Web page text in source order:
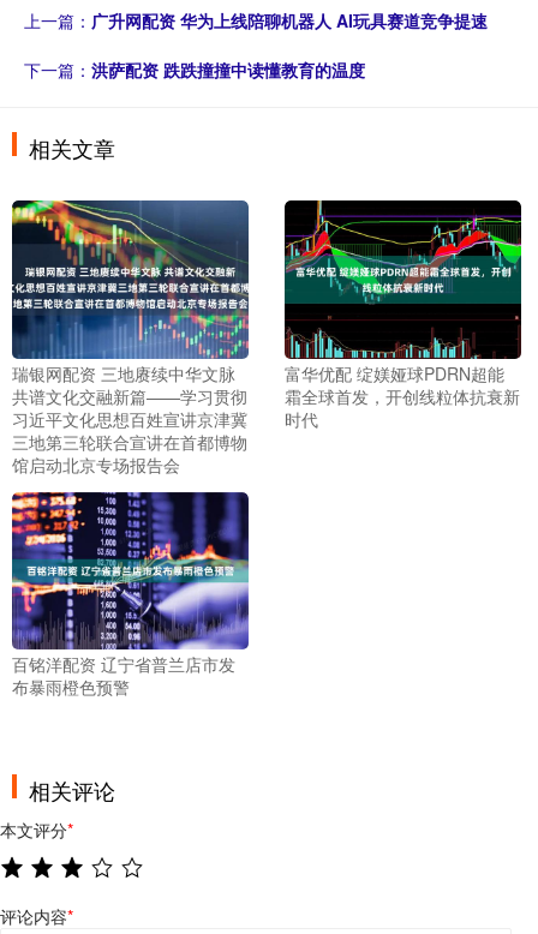
上一篇： 广升网配资 华为上线陪聊机器人 AI玩具赛道竞争提速
下一篇： 洪萨配资 跌跌撞撞中读懂教育的温度
相关文章
瑞银网配资 三地赓续中华文脉
共谱文化交融新篇——学习贯彻
习近平文化思想百姓宣讲京津冀
三地第三轮联合宣讲在首都博物
馆启动北京专场报告会
富华优配 绽媄娅球PDRN超能
霜全球首发，开创线粒体抗衰新
时代
百铭洋配资 辽宁省普兰店市发
布暴雨橙色预警
相关评论
本文评分*
评论内容*